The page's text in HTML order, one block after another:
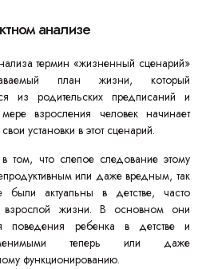
анализе
термин «жизненный сценарий»
план жизни, который
из родительских предписаний и
взросления человек начинает
установки в этот сценарий.
том, что слепое следование этому
или даже вредным, так
были актуальны в детстве, часто
взрослой жизни. В основном они
поведения ребенка в детстве и
теперь или даже
функционированию.